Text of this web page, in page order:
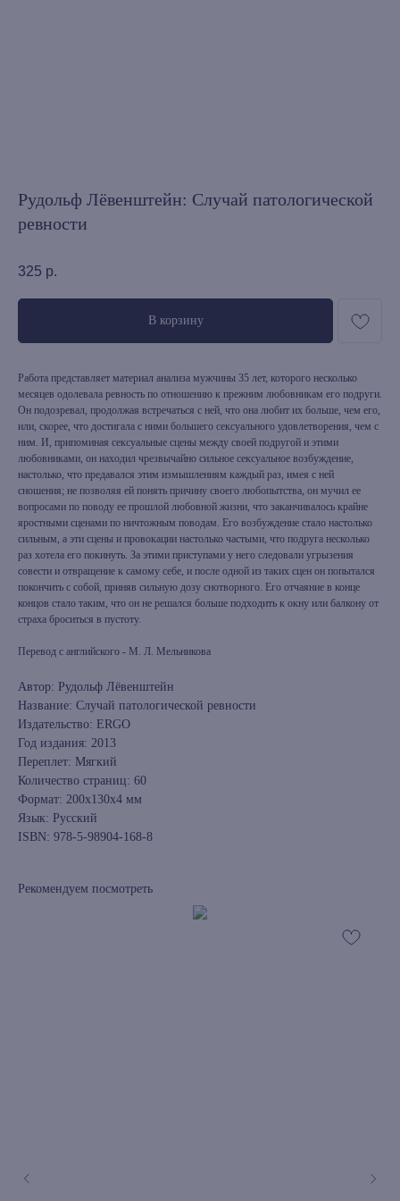
Рудольф Лёвенштейн: Случай патологической
ревности
325 р.
В корзину
Работа представляет материал анализа мужчины 35 лет, которого несколько
месяцев одолевала ревность по отношению к прежним любовникам его подруги.
Он подозревал, продолжая встречаться с ней, что она любит их больше, чем его,
или, скорее, что достигала с ними большего сексуального удовлетворения, чем с
ним. И, припоминая сексуальные сцены между своей подругой и этими
любовниками, он находил чрезвычайно сильное сексуальное возбуждение,
настолько, что предавался этим измышлениям каждый раз, имея с ней
сношения; не позволяя ей понять причину своего любопытства, он мучил ее
вопросами по поводу ее прошлой любовной жизни, что заканчивалось крайне
яростными сценами по ничтожным поводам. Его возбуждение стало настолько
сильным, а эти сцены и провокации настолько частыми, что подруга несколько
раз хотела его покинуть. За этими приступами у него следовали угрызения
совести и отвращение к самому себе, и после одной из таких сцен он попытался
покончить с собой, приняв сильную дозу снотворного. Его отчаяние в конце
концов стало таким, что он не решался больше подходить к окну или балкону от
страха броситься в пустоту.
Перевод с английского - М. Л. Мельникова
Автор: Рудольф Лёвенштейн
Название: Случай патологической ревности
Издательство: ERGO
Год издания: 2013
Переплет: Мягкий
Количество страниц: 60
Формат: 200x130x4 мм
Язык: Русский
ISBN: 978-5-98904-168-8
Рекомендуем посмотреть